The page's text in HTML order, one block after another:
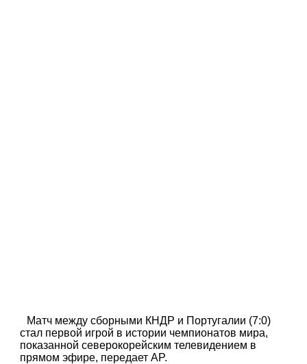
Матч между сборными КНДР и Португалии (7:0)
стал первой игрой в истории чемпионатов мира,
показанной северокорейским телевидением в
прямом эфире, передает AP.